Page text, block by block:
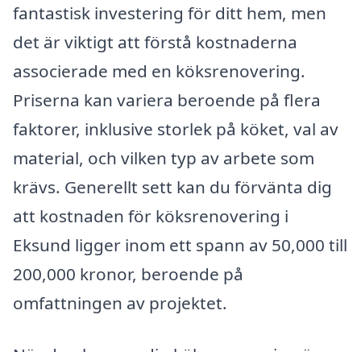
fantastisk investering för ditt hem, men
det är viktigt att förstå kostnaderna
associerade med en köksrenovering.
Priserna kan variera beroende på flera
faktorer, inklusive storlek på köket, val av
material, och vilken typ av arbete som
krävs. Generellt sett kan du förvänta dig
att kostnaden för köksrenovering i
Eksund ligger inom ett spann av 50,000 till
200,000 kronor, beroende på
omfattningen av projektet.